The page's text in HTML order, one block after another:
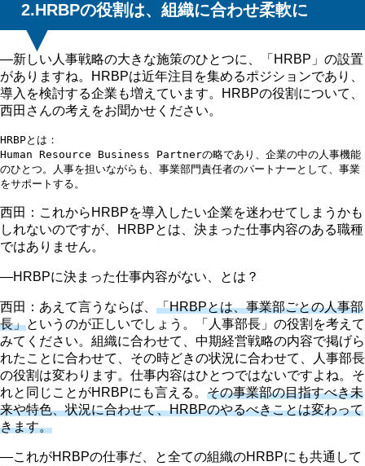
2.HRBPの役割は、組織に合わせ柔軟に
―新しい人事戦略の大きな施策のひとつに、「HRBP」の設置
がありますね。HRBPは近年注目を集めるポジションであり、
導入を検討する企業も増えています。HRBPの役割について、
西田さんの考えをお聞かせください。
HRBPとは：
Human Resource Business Partnerの略であり、企業の中の人事機能
のひとつ。人事を担いながらも、事業部門責任者のパートナーとして、事業
をサポートする。
西田：これからHRBPを導入したい企業を迷わせてしまうかも
しれないのですが、HRBPとは、決まった仕事内容のある職種
ではありません。
―HRBPに決まった仕事内容がない、とは？
西田：あえて言うならば、 「HRBPとは、事業部ごとの人事部
長」というのが正しいでしょう。「人事部長」の役割を考えて
みてください。組織に合わせて、中期経営戦略の内容で掲げら
れたことに合わせて、その時どきの状況に合わせて、人事部長
の役割は変わります。仕事内容はひとつではないですよね。そ
れと同じことがHRBPにも言える。 その事業部の目指すべき未
来や特色、状況に合わせて、HRBPのやるべきことは変わって
きます。
―これがHRBPの仕事だ、と全ての組織のHRBPにも共通して